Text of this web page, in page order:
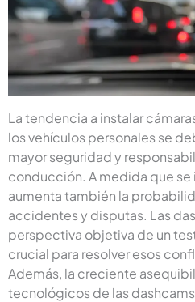
La tendencia a instalar
los vehículos personales se
mayor seguridad y
conducción. A medida que
aumenta también la
accidentes y disputas. Las
perspectiva objetiva de un
crucial para resolver esos
Además, la creciente
tecnológicos de las